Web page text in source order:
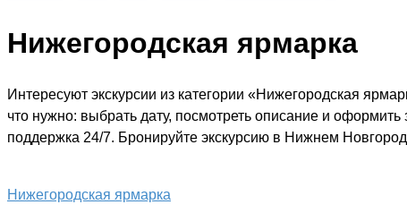
Нижегородская ярмарка
Интересуют экскурсии из категории «Нижегородская
что нужно: выбрать дату, посмотреть описание и
поддержка 24/7. Бронируйте экскурсию в Нижнем
Нижегородская ярмарка